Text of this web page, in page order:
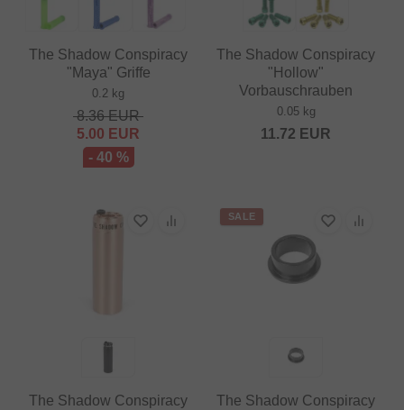
The Shadow Conspiracy
"Maya" Griffe
0.2 kg
8.36EUR
5.00 EUR
- 40 %
The Shadow Conspiracy
"Hollow"
Vorbauschrauben
0.05 kg
11.72 EUR
The Shadow Conspiracy
SALE
The Shadow Conspiracy